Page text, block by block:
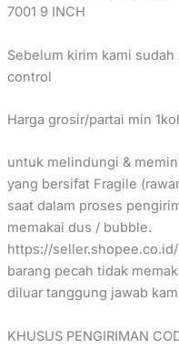
7001 9 INCH
Sebelum kirim kami
control
Harga grosir/partai min
untuk melindungi &
yang bersifat Fragile
saat dalam proses
memakai dus / bubble.
https://
barang pecah tidak
diluar tanggung jawab
KHUSUS PENGIRIMAN